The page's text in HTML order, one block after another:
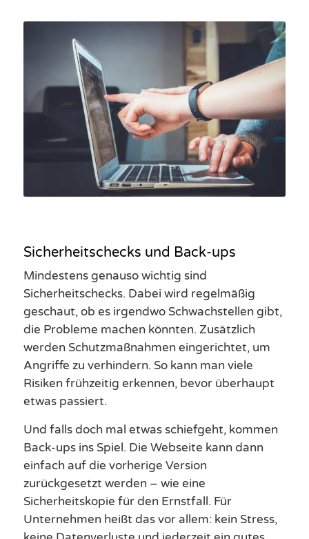
Sicherheitschecks und Back-ups
Mindestens genauso wichtig sind
Sicherheitschecks. Dabei wird regelmäßig
geschaut, ob es irgendwo Schwachstellen gibt,
die Probleme machen könnten. Zusätzlich
werden Schutzmaßnahmen eingerichtet, um
Angriffe zu verhindern. So kann man viele
Risiken frühzeitig erkennen, bevor überhaupt
etwas passiert.
Und falls doch mal etwas schiefgeht, kommen
Back-ups ins Spiel. Die Webseite kann dann
einfach auf die vorherige Version
zurückgesetzt werden – wie eine
Sicherheitskopie für den Ernstfall. Für
Unternehmen heißt das vor allem: kein Stress,